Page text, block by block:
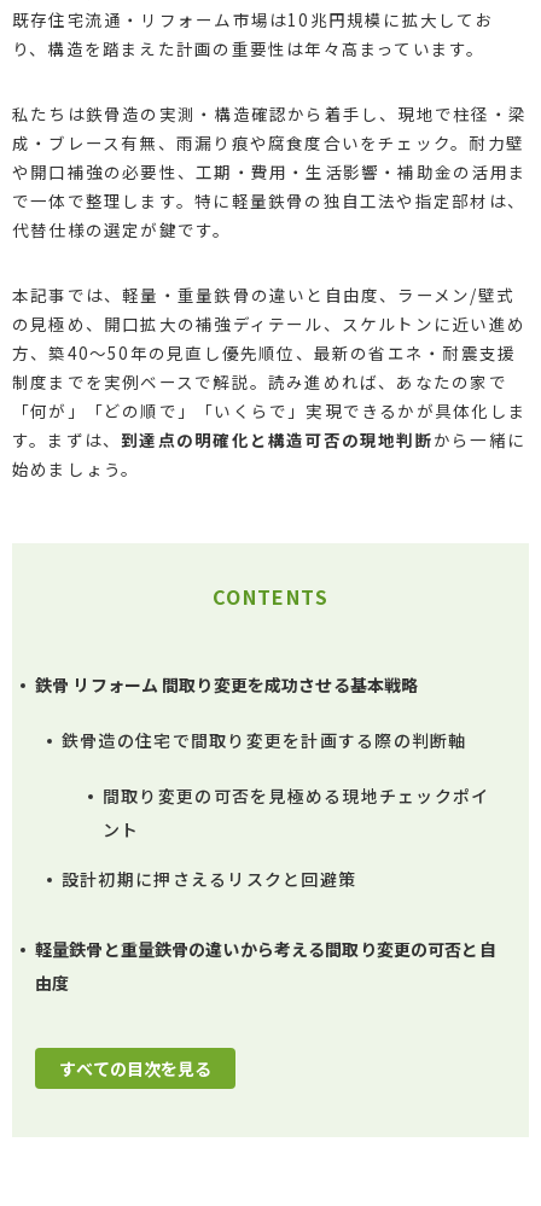
既存住宅流通・リフォーム市場は10兆円規模に拡大してお
り、構造を踏まえた計画の重要性は年々高まっています。
私たちは鉄骨造の実測・構造確認から着手し、現地で柱径・梁
成・ブレース有無、雨漏り痕や腐食度合いをチェック。耐力壁
や開口補強の必要性、工期・費用・生活影響・補助金の活用ま
で一体で整理します。特に軽量鉄骨の独自工法や指定部材は、
代替仕様の選定が鍵です。
本記事では、軽量・重量鉄骨の違いと自由度、ラーメン/壁式
の見極め、開口拡大の補強ディテール、スケルトンに近い進め
方、築40〜50年の見直し優先順位、最新の省エネ・耐震支援
制度までを実例ベースで解説。読み進めれば、あなたの家で
「何が」「どの順で」「いくらで」実現できるかが具体化しま
す。まずは、 到達点の明確化と構造可否の現地判断から一緒に
始めましょう。
CONTENTS
鉄骨 リフォーム 間取り変更を成功させる基本戦略
鉄骨造の住宅で間取り変更を計画する際の判断軸
間取り変更の可否を見極める現地チェックポイ
ント
設計初期に押さえるリスクと回避策
軽量鉄骨と重量鉄骨の違いから考える間取り変更の可否と自
由度
すべての目次を見る